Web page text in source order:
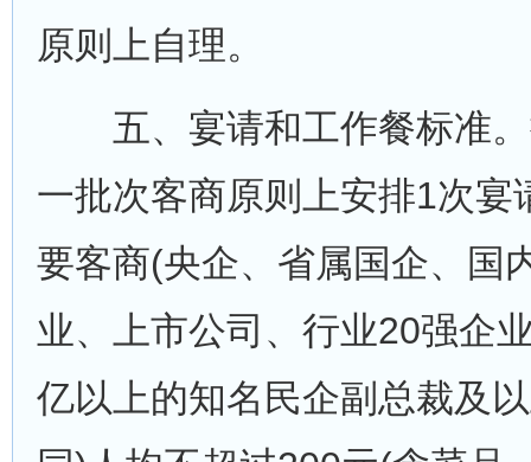
原则上自理。
五、宴请和工作餐标准。
一批次客商原则上安排1次宴
要客商(央企、省属国企、国
业、上市公司、行业20强企
亿以上的知名民企副总裁及